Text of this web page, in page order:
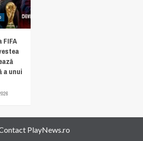
FIFA
a unui
PlayNews.ro